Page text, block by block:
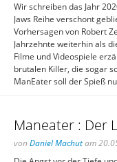
Wir schreiben das Jahr
Jaws Reihe verschont
Vorhersagen von Robert
Jahrzehnte weiterhin als
Filme und Videospiele
brutalen Killer, die sogar
ManEater soll der Spieß
Maneater : Der
von Daniel Machutam